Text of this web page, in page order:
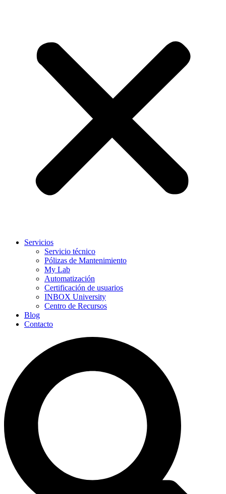
Servicios
Servicio técnico
Pólizas de Mantenimiento
My Lab
Automatización
Certificación de usuarios
INBOX University
Centro de Recursos
Blog
Contacto